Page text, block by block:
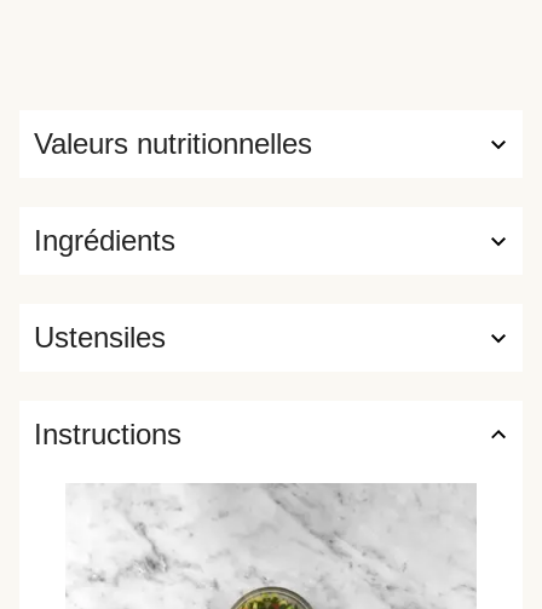
Ingrédients
Valeurs nutritionnelles
Ustensiles
Instructions